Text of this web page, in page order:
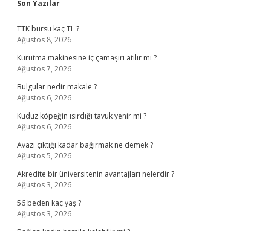
Sidebar
Son Yazılar
TTK bursu kaç TL ?
Ağustos 8, 2026
Kurutma makinesine iç çamaşırı atılır mı ?
Ağustos 7, 2026
Bulgular nedir makale ?
Ağustos 6, 2026
Kuduz köpeğin ısırdığı tavuk yenir mi ?
Ağustos 6, 2026
Avazı çıktığı kadar bağırmak ne demek ?
Ağustos 5, 2026
Akredite bir üniversitenin avantajları nelerdir ?
Ağustos 3, 2026
56 beden kaç yaş ?
Ağustos 3, 2026